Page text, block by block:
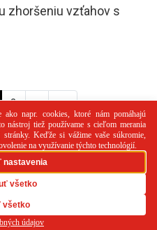
zhoršeniu vzťahov s
2 > >>